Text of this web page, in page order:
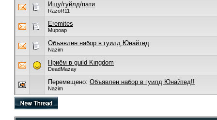
Ищу/гуйлд/пати
RazoR11
Eremites
Mupoap
Объявлен набор в гуилд Юнайтед
Nazim
Приём в guild Kingdom
DeadMazay
Перемещено: Объявлен набор в гуилд Юнайтед!!
Nazim